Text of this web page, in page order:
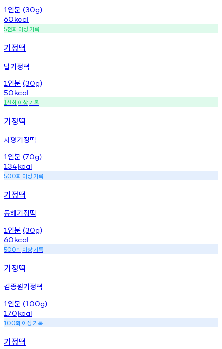
1 인분 (30g)
60kcal
5천회 이상기록
기정떡
달기정떡
1 인분 (30g)
50kcal
1천회 이상기록
기정떡
사평기정떡
1 인분 (70g)
134kcal
500회 이상기록
기정떡
동해기정떡
1 인분 (30g)
60kcal
500회 이상기록
기정떡
김종원기정떡
1 인분 (100g)
170kcal
100회 이상기록
기정떡